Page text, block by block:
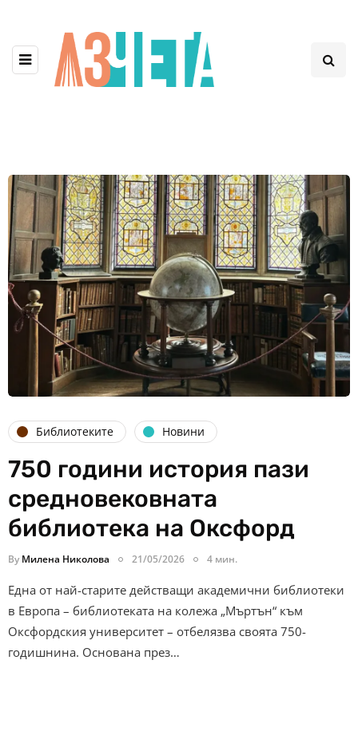
Библиотеките Новини
750 години история пази
средновековната
библиотека на Оксфорд
By Милена Николова 21/05/2026 4 мин.
Една от най-старите действащи академични библиотеки
в Европа – библиотеката на колежа „Мъртън“ към
Оксфордския университет – отбелязва своята 750-
годишнина. Основана през…